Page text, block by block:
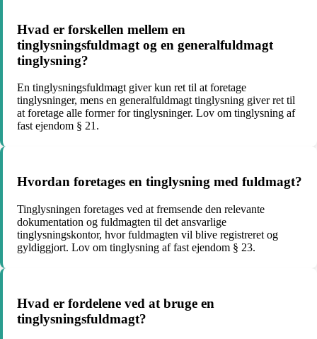
Hvad er forskellen mellem en
tinglysningsfuldmagt og en generalfuldmagt
tinglysning?
En tinglysningsfuldmagt giver kun ret til at foretage
tinglysninger, mens en generalfuldmagt tinglysning giver ret til
at foretage alle former for tinglysninger. Lov om tinglysning af
fast ejendom § 21.
Hvordan foretages en tinglysning med fuldmagt?
Tinglysningen foretages ved at fremsende den relevante
dokumentation og fuldmagten til det ansvarlige
tinglysningskontor, hvor fuldmagten vil blive registreret og
gyldiggjort. Lov om tinglysning af fast ejendom § 23.
Hvad er fordelene ved at bruge en
tinglysningsfuldmagt?